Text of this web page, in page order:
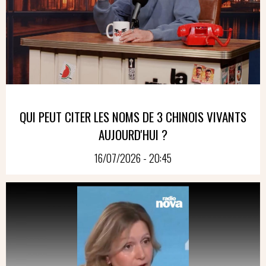
QUI PEUT CITER LES NOMS DE 3 CHINOIS VIVANTS
AUJOURD'HUI ?
16/07/2026 - 20:45